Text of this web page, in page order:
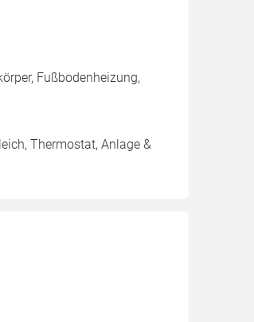
Fußbodenheizung,
Thermostat, Anlage &